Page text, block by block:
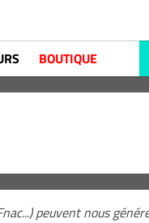
BOUTIQUE
peuvent nous